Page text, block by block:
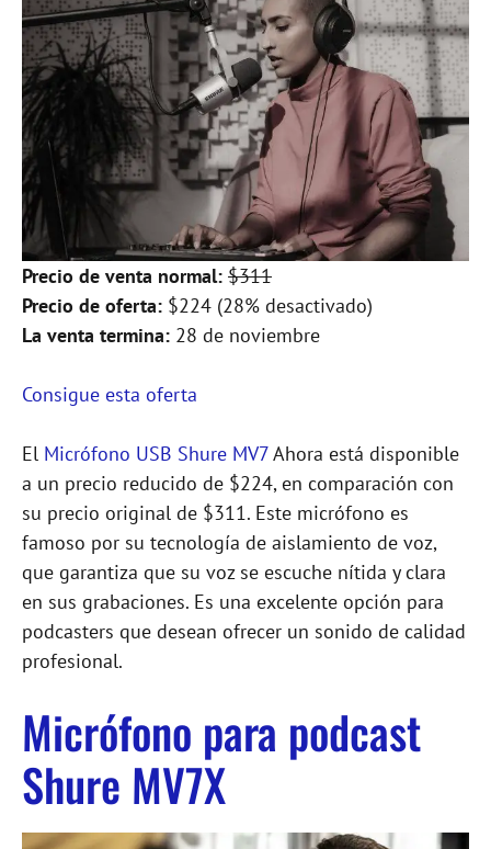
Precio de venta normal: $311
Precio de oferta: $224 (28% desactivado)
La venta termina: 28 de noviembre
Consigue esta oferta
El Micrófono USB Shure MV7Ahora está disponible
a un precio reducido de $224, en comparación con
su precio original de $311. Este micrófono es
famoso por su tecnología de aislamiento de voz,
que garantiza que su voz se escuche nítida y clara
en sus grabaciones. Es una excelente opción para
podcasters que desean ofrecer un sonido de calidad
profesional.
Micrófono para podcast
Shure MV7X